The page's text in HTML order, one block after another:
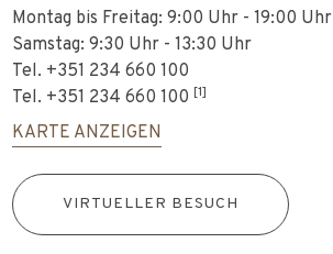
Montag bis Freitag: 9:00 Uhr - 19:00 Uhr
Samstag: 9:30 Uhr - 13:30 Uhr
Tel. +351 234 660 100
Tel. +351 234 660 100 [1]
KARTE ANZEIGEN
VIRTUELLER BESUCH